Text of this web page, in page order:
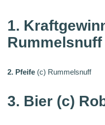
1.
Rummelsnuff
2. Pfeife (c) Rummelsnuff
3. Bier (c)